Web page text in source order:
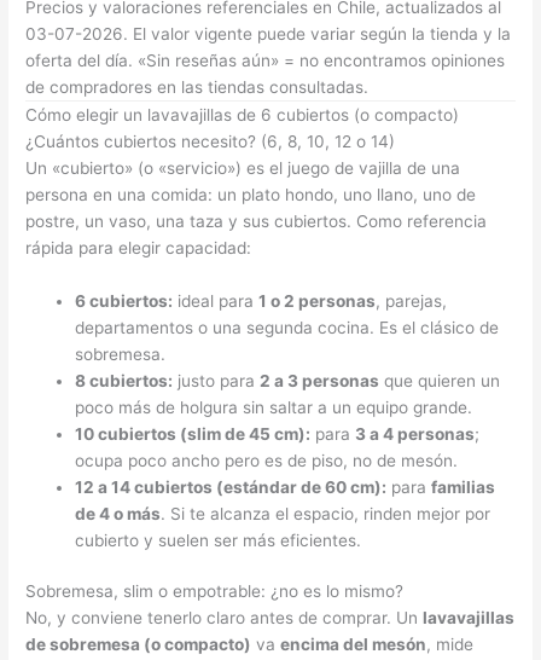
Precios y valoraciones referenciales en Chile, actualizados al
03-07-2026. El valor vigente puede variar según la tienda y la
oferta del día. «Sin reseñas aún» = no encontramos opiniones
de compradores en las tiendas consultadas.
Cómo elegir un lavavajillas de 6 cubiertos (o compacto)
¿Cuántos cubiertos necesito? (6, 8, 10, 12 o 14)
Un «cubierto» (o «servicio») es el juego de vajilla de una
persona en una comida: un plato hondo, uno llano, uno de
postre, un vaso, una taza y sus cubiertos. Como referencia
rápida para elegir capacidad:
6 cubiertos: ideal para1 o 2 personas, parejas,
departamentos o una segunda cocina. Es el clásico de
sobremesa.
8 cubiertos: justo para 2 a 3 personas que quieren un
poco más de holgura sin saltar a un equipo grande.
10 cubiertos (slim de 45 cm): para 3 a 4 personas;
ocupa poco ancho pero es de piso, no de mesón.
12 a 14 cubiertos (estándar de 60 cm): parafamilias
de 4 o más. Si te alcanza el espacio, rinden mejor por
cubierto y suelen ser más eficientes.
Sobremesa, slim o empotrable: ¿no es lo mismo?
No, y conviene tenerlo claro antes de comprar. Un lavavajillas
de sobremesa (o compacto) vaencima del mesón, mide